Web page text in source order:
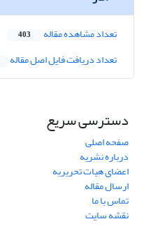
تعداد مشاهده مقاله 403
تعداد دریافت فایل اصل مقاله
دسترسی سریع
صفحه اصلی
درباره نشریه
اعضای هیات تحریریه
ارسال مقاله
تماس با ما
نقشه سایت